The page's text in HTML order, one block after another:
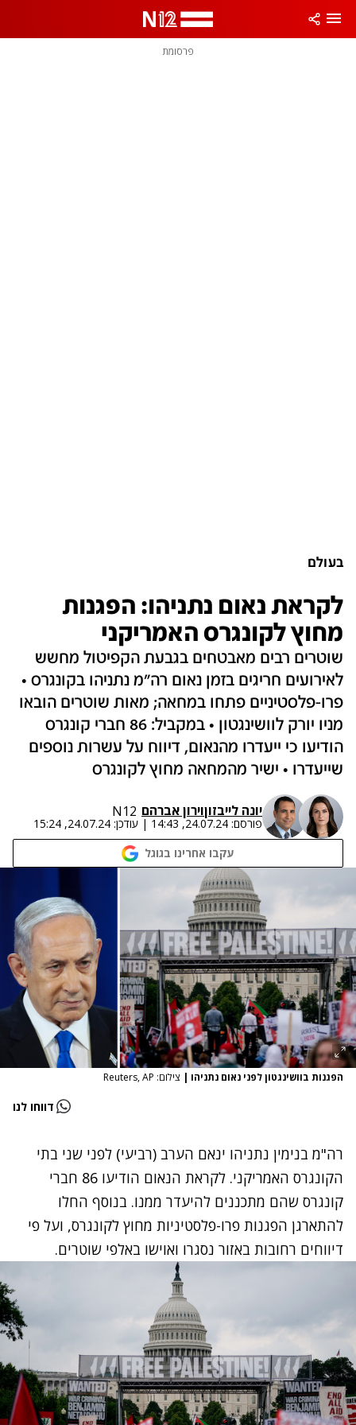
פרסומת
בעולם
לקראת נאום נתניהו: הפגנות
מחוץ לקונגרס האמריקני
שוטרים רבים מאבטחים בגבעת הקפיטול מחשש
לאירועים חריגים בזמן נאום רה"מ נתניהו בקונגרס •
פרו-פלסטיניים פתחו במחאה; מאות שוטרים הובאו
מניו יורק לוושינגטון • במקביל: 86 חברי קונגרס
הודיעו כי ייעדרו מהנאום, דיווח על עשרות נוספים
שייעדרו • ישיר מהמחאה מחוץ לקונגרס
יונה לייבזוןוירון אברהם N12
פורסם: 24.07.24, 14:43
| עודכן: 24.07.24, 15:24
עקבו אחרינו בגוגל
הפגנות בוושינגטון לפני נאום נתניהו | צילום: Reuters, AP
דווחו לנו
רה"מ בנימין נתניהו ינאם הערב (רביעי) לפני שני בתי
הקונגרס האמריקני. לקראת הנאום הודיעו 86 חברי
קונגרס שהם מתכננים להיעדר ממנו. בנוסף החלו
להתארגן הפגנות פרו-פלסטיניות מחוץ לקונגרס, ועל פי
דיווחים רחובות באזור נסגרו ואוישו באלפי שוטרים.